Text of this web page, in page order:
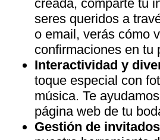
creada, comparte tu
seres queridos a
o email, verás cómo
confirmaciones en tu
Interactividad y
toque especial con
música. Te
página web de tu
Gestión de